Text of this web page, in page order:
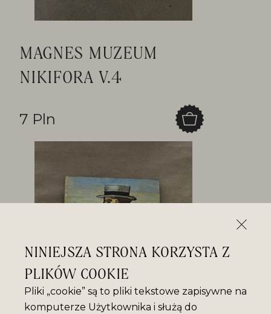
NINIEJSZA STRONA KORZYSTA Z
PLIKÓW COOKIE
Pliki „cookie” są to pliki tekstowe zapisywne na
komputerze Użytkownika i służą do
MAGNES MUZEUM
NIKIFORA V.4
7 Pln